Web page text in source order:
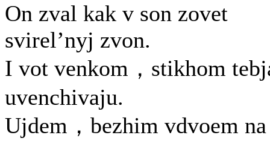
On zval kak v son zovet
svirel’nyj zvon.
I vot venkom，stikhom
uvenchivaju.
Ujdem，bezhim vdvoem na